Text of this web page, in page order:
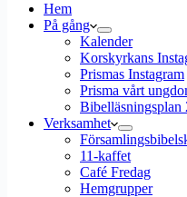
Hem
På gång
Kalender
Korskyrkans
Prismas Instagram
Prisma vårt
Bibelläsningsplan
Verksamhet
11-kaffet
Café Fredag
Hemgrupper